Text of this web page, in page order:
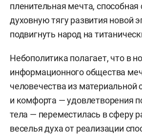
пленительная мечта, способная
духовную тягу развития новой
подвигнуть народ на
Небополитика полагает, что в
информационного общества
человечества из материальной
и комфорта — удовлетворения
тела — переместилась в сферу
веселья духа от реализации